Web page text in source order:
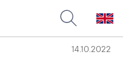
14.10.2022